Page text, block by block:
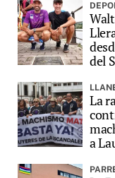
del
La
a